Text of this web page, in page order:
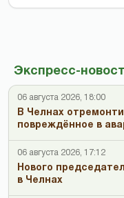
Экспресс-
06 августа 2026, 18:00
В Челнах
повреждённое в
06 августа 2026, 17:12
Нового
в Челнах